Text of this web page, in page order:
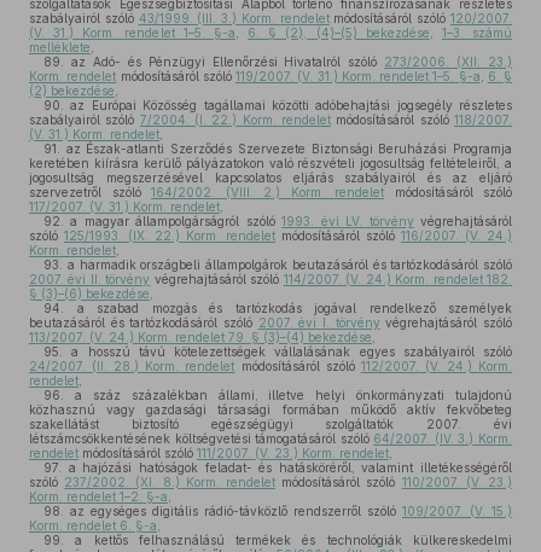
szolgáltatások Egészségbiztosítási Alapból történő finanszírozásának részletes
szabályairól szóló 43/1999. (III. 3.) Korm. rendeletmódosításáról szóló120/2007.
(V. 31.) Korm. rendelet 1–5. §-a
6. § (2), (4)–(5) bekezdése
1–3. számú
melléklete
89.
az Adó- és Pénzügyi Ellenőrzési Hivatalról szóló 273/2006. (XII. 23.)
Korm. rendelet módosításáról szóló 119/2007. (V. 31.) Korm. rendelet 1–5. §-a
6. §
(2) bekezdése
90.
az Európai Közösség tagállamai közötti adóbehajtási jogsegély részletes
szabályairól szóló 7/2004. (I. 22.) Korm. rendelet módosításáról szóló118/2007.
(V. 31.) Korm. rendelet
91.
az Észak-atlanti Szerződés Szervezete Biztonsági Beruházási Programja
keretében kiírásra kerülő pályázatokon való részvételi jogosultság feltételeiről, a
jogosultság megszerzésével kapcsolatos eljárás szabályairól és az eljáró
szervezetről szóló 164/2002. (VIII. 2.) Korm. rendelet módosításáról szóló
117/2007. (V. 31.) Korm. rendelet
92.
a magyar állampolgárságról szóló1993. évi LV. törvény végrehajtásáról
szóló 125/1993. (IX. 22.) Korm. rendelet módosításáról szóló 116/2007. (V. 24.)
Korm. rendelet
93.
a harmadik országbeli állampolgárok beutazásáról és tartózkodásáról szóló
2007. évi II. törvény végrehajtásáról szóló 114/2007. (V. 24.) Korm. rendelet 182.
§ (3)–(6) bekezdése
94.
a szabad mozgás és tartózkodás jogával rendelkező személyek
beutazásáról és tartózkodásáról szóló 2007. évi I. törvény végrehajtásáról szóló
113/2007. (V. 24.) Korm. rendelet 79. § (3)–(4) bekezdése
95.
a hosszú távú kötelezettségek vállalásának egyes szabályairól szóló
24/2007. (II. 28.) Korm. rendelet módosításáról szóló 112/2007. (V. 24.) Korm.
rendelet
96.
a száz százalékban állami, illetve helyi önkormányzati tulajdonú
közhasznú vagy gazdasági társasági formában működő aktív fekvőbeteg
szakellátást biztosító egészségügyi szolgáltatók 2007. évi
létszámcsökkentésének költségvetési támogatásáról szóló 64/2007. (IV. 3.) Korm.
rendelet módosításáról szóló 111/2007. (V. 23.) Korm. rendelet
97.
a hajózási hatóságok feladat- és hatásköréről, valamint illetékességéről
szóló 237/2002. (XI. 8.) Korm. rendelet módosításáról szóló 110/2007. (V. 23.)
Korm. rendelet 1–2. §-a
98.
az egységes digitális rádió-távközlő rendszerről szóló 109/2007. (V. 15.)
Korm. rendelet 6. §-a
99.
a kettős felhasználású termékek és technológiák külkereskedelmi